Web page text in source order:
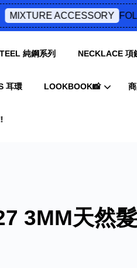
ACCESSORY
純鋼系列 NECKLACE 項
耳環 LOOKBOOK📸
3MM天然